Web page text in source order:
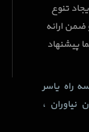
تنوع
ارائه
پیشنهاد
راه یاسر
نیاوران ،